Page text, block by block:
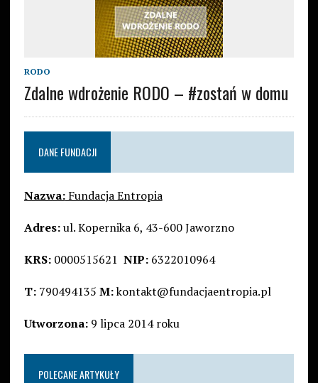
RODO
Zdalne wdrożenie RODO – #zostań w domu
DANE FUNDACJI
Nazwa:Fundacja Entropia
Adres:ul. Kopernika 6, 43-600 Jaworzno
KRS: 0000515621 NIP: 6322010964
T:790494135 M:kontakt@fundacjaentropia.pl
Utworzona:9 lipca 2014 roku
POLECANE ARTYKUŁY